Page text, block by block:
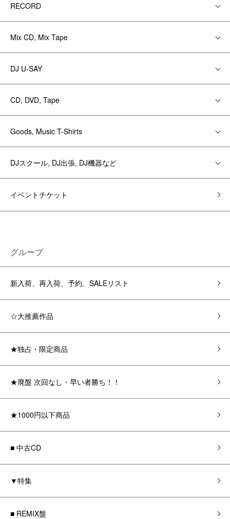
RECORD
Mix CD, Mix Tape
DJ U-SAY
CD, DVD, Tape
Goods, Music T-Shirts
DJスクール, DJ出張, DJ機器など
イベントチケット
グループ
新入荷、再入荷、予約、SALEリスト
☆大推薦作品
★独占・限定商品
★廃盤 次回なし・早い者勝ち！！
★1000円以下商品
■ 中古CD
▼特集
■ REMIX盤